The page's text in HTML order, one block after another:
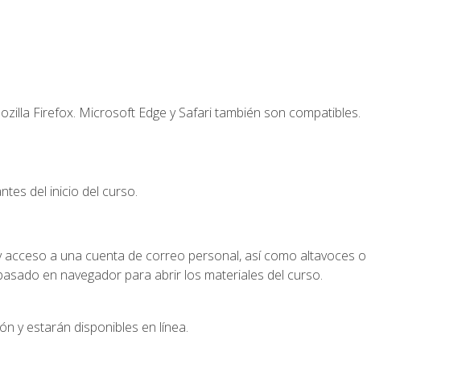
Firefox. Microsoft Edge y Safari también son compatibles.
del inicio del curso.
a una cuenta de correo personal, así como altavoces o
en navegador para abrir los materiales del curso.
y estarán disponibles en línea.